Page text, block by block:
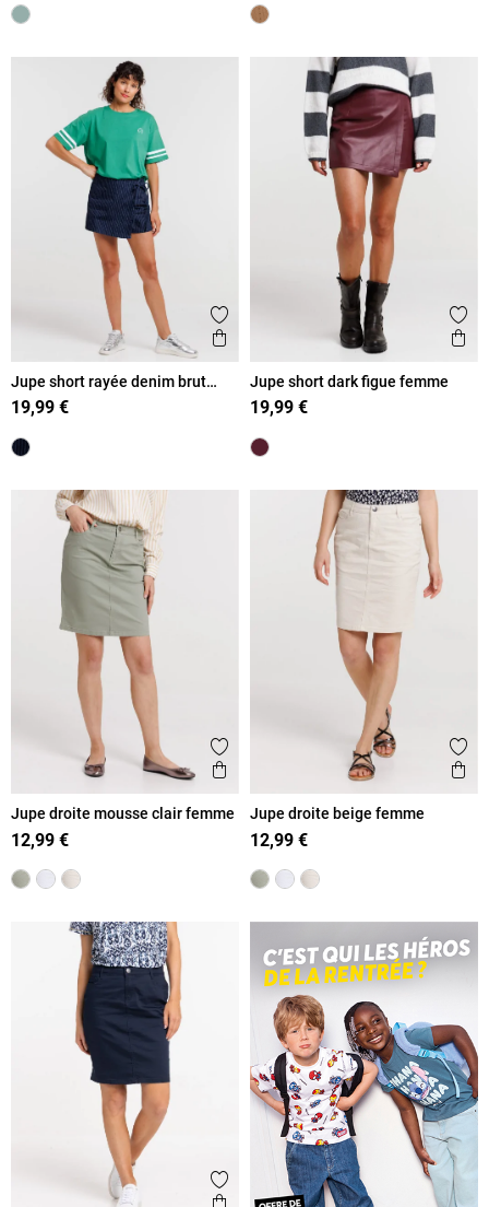
Ajouter aux favoris
Aperçu rapide
Jupe short rayée denim brut
femme
19,99 €
Jupe short dark figue femme
19,99 €
Ajouter aux favoris
Aperçu rapide
Jupe droite mousse clair femme
12,99 €
Jupe droite beige femme
12,99 €
Ajouter aux favoris